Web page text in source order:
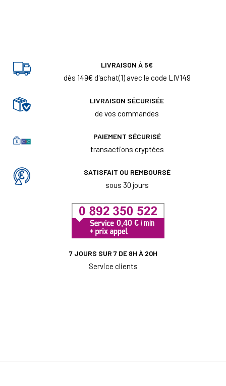
LIVRAISON À 5€
dès 149€ d'achat(1) avec le code LIV149
LIVRAISON SÉCURISÉE
de vos commandes
PAIEMENT SÉCURISÉ
transactions cryptées
SATISFAIT OU REMBOURSÉ
sous 30 jours
7 JOURS SUR 7 DE 8H À 20H
Service clients